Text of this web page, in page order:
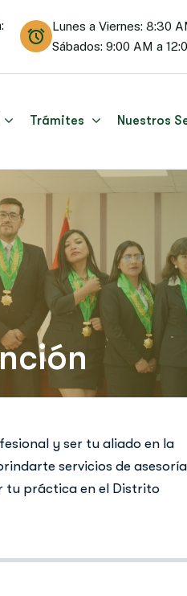
Lunes a Viernes: 8:30
Sábados: 9:00 AM a
Trámites Nuestros
y ser tu aliado en la
servicios de
práctica en el Distrito